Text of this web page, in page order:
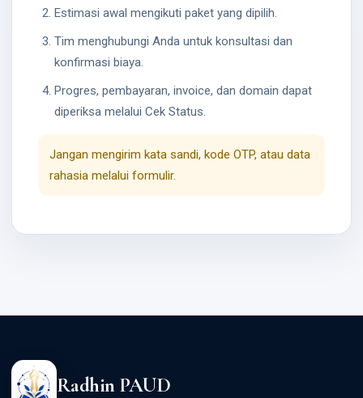
Estimasi awal mengikuti paket yang dipilih.
Tim menghubungi Anda untuk konsultasi dan
konfirmasi biaya.
Progres, pembayaran, invoice, dan domain dapat
diperiksa melalui Cek Status.
Jangan mengirim kata sandi, kode OTP, atau data
rahasia melalui formulir.
Radhin PAUD